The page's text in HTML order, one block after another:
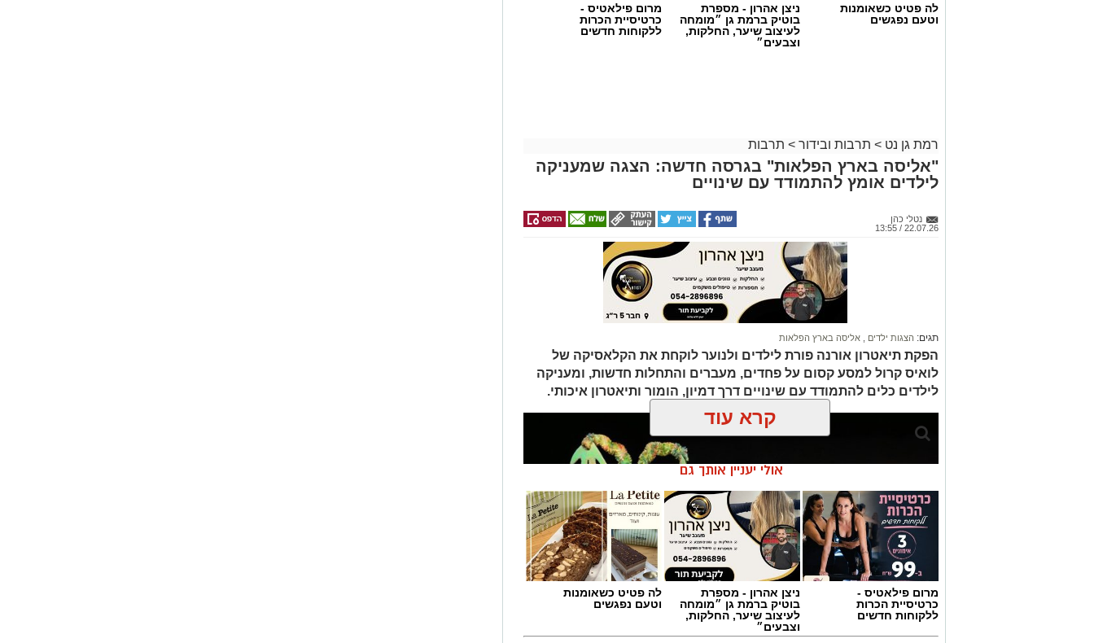
לה פטיט כשאומנות
וטעם נפגשים
ניצן אהרון - מספרת
בוטיק ברמת גן ״מומחה
לעיצוב שיער, החלקות,
וצבעים״
מרום פילאטיס -
כרטיסיית הכרות
ללקוחות חדשים
רמת גן נט > תרבות ובידור > תרבות
"אליסה בארץ הפלאות" בגרסה חדשה: הצגה שמעניקה
לילדים אומץ להתמודד עם שינויים
נטלי כהן
22.07.26 / 13:55
תגים: הצגות ילדים אליסה בארץ הפלאות
הפקת תיאטרון אורנה פורת לילדים ולנוער לוקחת את הקלאסיקה של
לואיס קרול למסע קסום על פחדים, מעברים והתחלות חדשות, ומעניקה
לילדים כלים להתמודד עם שינויים דרך דמיון, הומור ותיאטרון איכותי.
קרא עוד
אולי יעניין אותך גם
מרום פילאטיס -
כרטיסיית הכרות
ללקוחות חדשים
ניצן אהרון - מספרת
בוטיק ברמת גן ״מומחה
לעיצוב שיער, החלקות,
וצבעים״
לה פטיט כשאומנות
וטעם נפגשים